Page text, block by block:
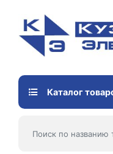
Каталог